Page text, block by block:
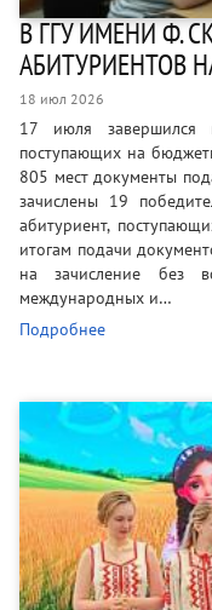
В ГГУ ИМЕНИ Ф.
АБИТУРИЕНТОВ
18 июл 2026
17 июля завершился
поступающих на
805 мест документы
зачислены 19
абитуриент,
итогам подачи
на зачисление без
международных и…
Подробнее